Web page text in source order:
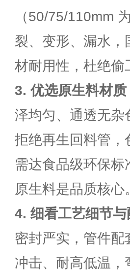
（50/75/110mm
裂、变形、漏水
材耐用性，杜绝
3. 优选原生料材质
泽均匀、通透无杂
拒绝再生回料管，
需达食品级环保
原生料是品质核心
4. 细看工艺细节与
密封严实，管件
冲击、耐高低温